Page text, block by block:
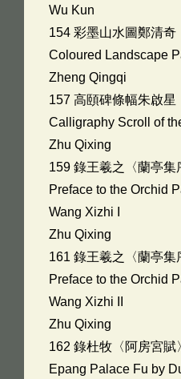
Wu Kun
154 彩墨山水圖鄭清奇
Coloured Landscape
Zheng Qingqi
157 高頤碑條幅朱啟星
Calligraphy Scroll of
Zhu Qixing
159 錄王羲之〈蘭亭集
Preface to the Orchid
Wang Xizhi I
Zhu Qixing
161 錄王羲之〈蘭亭集
Preface to the Orchid
Wang Xizhi II
Zhu Qixing
162 錄杜牧〈阿房宮賦
Epang Palace Fu by